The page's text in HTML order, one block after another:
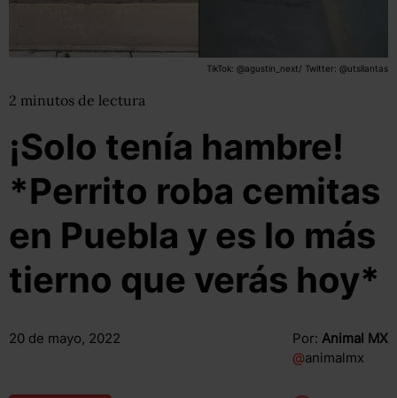
TikTok: @agustin_next/ Twitter: @utsllantas
2 minutos de lectura
¡Solo tenía hambre!
*Perrito roba cemitas
en Puebla y es lo más
tierno que verás hoy*
20 de mayo, 2022 Por: Animal MX
@animalmx